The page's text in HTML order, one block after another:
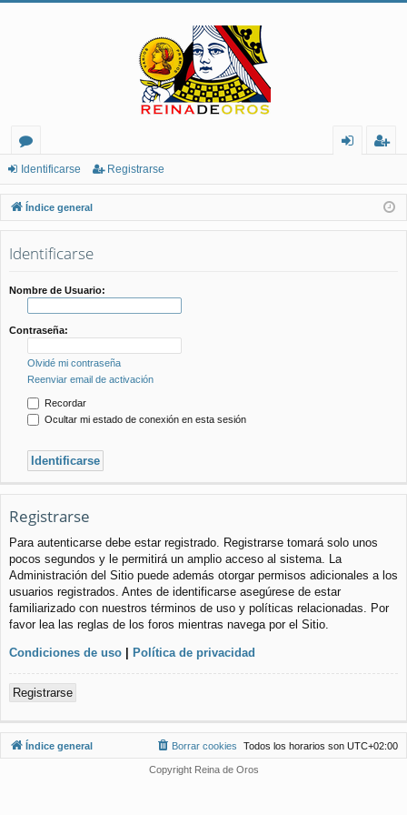
or
os
nt
ifi
ist
ra
Identificarse Registrarse
Índice general
Identificarse
Nombre de Usuario:
Contraseña:
Olvidé mi contraseña
Reenviar email de activación
Recordar
Ocultar mi estado de conexión en esta sesión
Registrarse
Para autenticarse debe estar registrado. Registrarse tomará solo unos
pocos segundos y le permitirá un amplio acceso al sistema. La
Administración del Sitio puede además otorgar permisos adicionales a los
usuarios registrados. Antes de identificarse asegúrese de estar
familiarizado con nuestros términos de uso y políticas relacionadas. Por
favor lea las reglas de los foros mientras navega por el Sitio.
Condiciones de uso | Política de privacidad
Registrarse
Índice general Todos los horarios son UTC+02:00
Borrar cookies
Copyright Reina de Oros